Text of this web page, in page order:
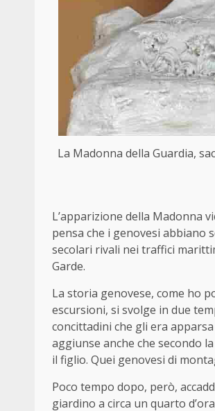
La Madonna della Guardia,
L’apparizione della Madonna
pensa che i genovesi abbiano
secolari rivali nei traffici
Garde.
La storia genovese, come ho
escursioni, si svolge in due
concittadini che gli era
aggiunse anche che secondo
il figlio. Quei genovesi di
Poco tempo dopo, però,
giardino a circa un quarto